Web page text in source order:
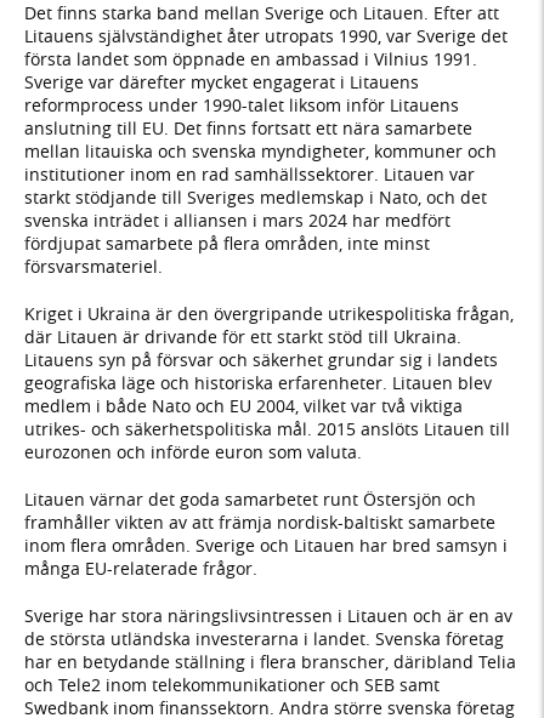
Det finns starka band mellan Sverige och Litauen. Efter att
Litauens självständighet åter utropats 1990, var Sverige det
första landet som öppnade en ambassad i Vilnius 1991.
Sverige var därefter mycket engagerat i Litauens
reformprocess under 1990-talet liksom inför Litauens
anslutning till EU. Det finns fortsatt ett nära samarbete
mellan litauiska och svenska myndigheter, kommuner och
institutioner inom en rad samhällssektorer. Litauen var
starkt stödjande till Sveriges medlemskap i Nato, och det
svenska inträdet i alliansen i mars 2024 har medfört
fördjupat samarbete på flera områden, inte minst
försvarsmateriel.
Kriget i Ukraina är den övergripande utrikespolitiska frågan,
där Litauen är drivande för ett starkt stöd till Ukraina.
Litauens syn på försvar och säkerhet grundar sig i landets
geografiska läge och historiska erfarenheter. Litauen blev
medlem i både Nato och EU 2004, vilket var två viktiga
utrikes- och säkerhetspolitiska mål. 2015 anslöts Litauen till
eurozonen och införde euron som valuta.
Litauen värnar det goda samarbetet runt Östersjön och
framhåller vikten av att främja nordisk-baltiskt samarbete
inom flera områden. Sverige och Litauen har bred samsyn i
många EU-relaterade frågor.
Sverige har stora näringslivsintressen i Litauen och är en av
de största utländska investerarna i landet. Svenska företag
har en betydande ställning i flera branscher, däribland Telia
och Tele2 inom telekommunikationer och SEB samt
Swedbank inom finanssektorn. Andra större svenska företag